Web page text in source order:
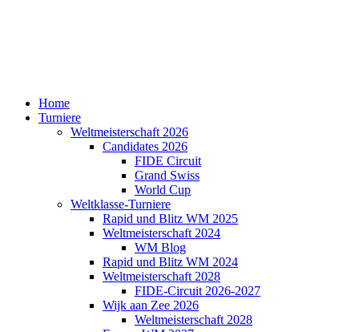
Home
Turniere
Weltmeisterschaft 2026
Candidates 2026
FIDE Circuit
Grand Swiss
World Cup
Weltklasse-Turniere
Rapid und Blitz WM 2025
Weltmeisterschaft 2024
WM Blog
Rapid und Blitz WM 2024
Weltmeisterschaft 2028
FIDE-Circuit 2026-2027
Wijk aan Zee 2026
Weltmeisterschaft 2028